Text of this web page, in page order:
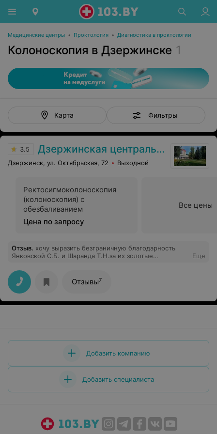
Медицинские центры • Проктология • Диагностика в проктологии
Колоноскопия в Дзержинске 1
Карта Фильтры
3.5 Дзержинская центральная районная больница
Дзержинск, ул. Октябрьская, 72 Выходной
Ректосигмоколоноскопия
(колоноскопия) с
обезбаливанием
Цена по запросу
Все цены
Отзыв. хочу выразить безграничную благодарность
Янковской С.Б. и Шаранда Т.Н.за их золотые
прекрасных малышей.Я всегда глядя на своих детей
мысленно благодарю их за то что я МАМА . СПАСИБО
ВАМ.
Еще
Отзывы7
Добавить компанию
Добавить специалиста